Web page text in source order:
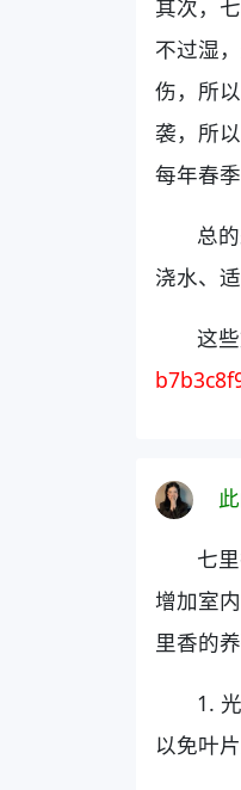
其次，
不过湿
伤，所
袭，所
每年春
总
浇水、
这
七
增加室
里香的
1.
以免叶片